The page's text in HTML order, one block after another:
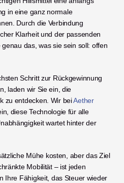
in eine ganz normale
Durch die Verbindung
Klarheit und der passenden
das, was sie sein soll: offen
Schritt zur Rückgewinnung
laden wir Sie ein, die
zu entdecken. Wir bei Aether
diese Technologie für alle
wartet hinter der
Mühe kosten, aber das Ziel
Mobilität – ist jeden
Ihre Fähigkeit, das Steuer wieder